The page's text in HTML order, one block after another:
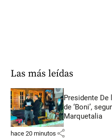
Las más leídas
Presidente
de ‘Boni’,
Marquetalia
hace 20 minutos share